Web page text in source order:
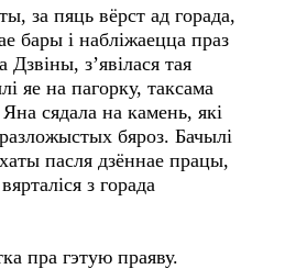
за пяць вёрст ад горада,
бары і набліжаецца праз
з’явілася тая
яе на пагорку, таксама
сядала на камень, які
бяроз. Бачылі
пасля дзённае працы,
з горада
пра гэтую праяву.